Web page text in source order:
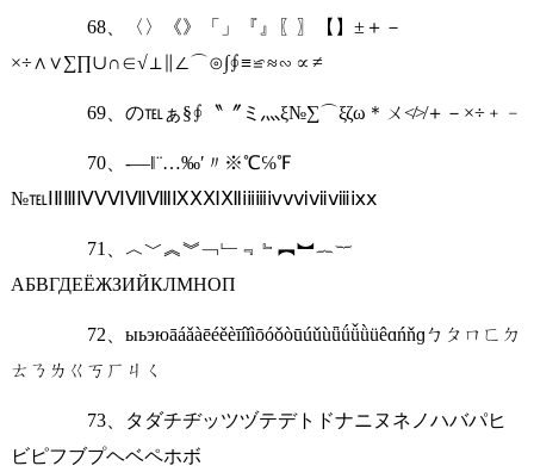
68、〈〉《》「」『』〖〗【】±＋－
×÷∧∨∑∏∪∩∈√⊥∥∠⌒⊙∫∮≡≌≈∽∝≠
69、の℡ぁ§∮〝〞ミ灬ξ№∑⌒ξζω＊ㄨ≮≯＋－×÷﹢﹣
70、-―‖¨…‰′〃※℃℅℉
№℡ⅠⅡⅢⅣⅤⅥⅦⅧⅨⅩⅪⅫⅰⅱⅲⅳⅴⅵⅶⅷⅸⅹ
71、︿﹀︽︾﹁﹂﹃﹄︻︼︷︸
АБВГДЕЁЖЗИЙКЛМНОП
72、ыьэюāáǎàēéěèīíǐìōóǒòūúǔùǖǘǚǜüêɑńňɡㄅㄆㄇㄈㄉ
ㄊㄋㄌㄍㄎㄏㄐㄑ
73、タダチヂッツヅテデトドナニヌネノハバパヒ
ビピフブプヘベペホボ